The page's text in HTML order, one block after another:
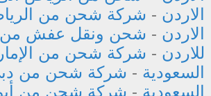
الاردن - شركة شحن من
الاردن - شحن ونقل عفش من
للاردن - شركة شحن من
السعودية - شركة شحن من
السعودية - شركة شحن من